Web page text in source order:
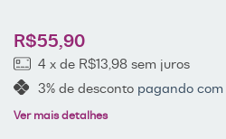
R$55,90
4 x de R$13,98 sem juros
3% de descontopagando com
Ver mais detalhes